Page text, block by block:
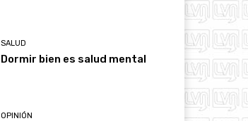
SALUD
Dormir bien es salud mental
OPINIÓN